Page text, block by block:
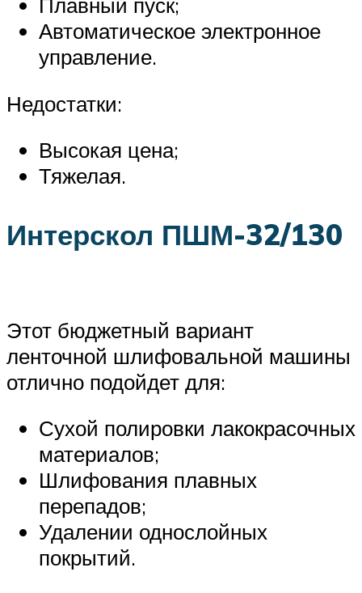
Автоматическое электронное
управление.
Недостатки:
Высокая цена;
Тяжелая.
Интерскол ПШМ-32/130
Этот бюджетный вариант
ленточной шлифовальной машины
отлично подойдет для:
Сухой полировки лакокрасочных
материалов;
Шлифования плавных
перепадов;
Удалении однослойных
покрытий.